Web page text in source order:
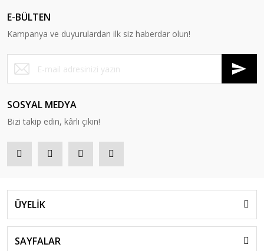
E-BÜLTEN
Kampanya ve duyurulardan ilk siz haberdar olun!
SOSYAL MEDYA
Bizi takip edin, kârlı çıkın!
ÜYELİK
SAYFALAR